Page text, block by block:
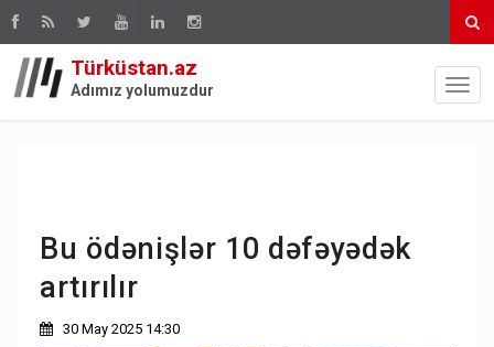
Türküstan.az
Adımız yolumuzdur
Bu ödənişlər 10 dəfəyədək
artırılır
30 May 2025 14:30